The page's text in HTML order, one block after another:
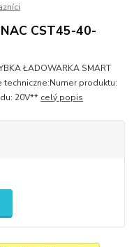
CST45-40-
ŁADOWARKA SMART
techniczne:Numer produktu:
20V** celý popis